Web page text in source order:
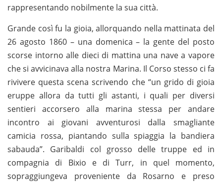
rappresentando nobilmente la sua città.
Grande così fu la gioia, allorquando nella mattinata del
26 agosto 1860 – una domenica – la gente del posto
scorse intorno alle dieci di mattina una nave a vapore
che si avvicinava alla nostra Marina. Il Corso stesso ci fa
rivivere questa scena scrivendo che “un grido di gioia
eruppe allora da tutti gli astanti, i quali per diversi
sentieri accorsero alla marina stessa per andare
incontro ai giovani avventurosi dalla smagliante
camicia rossa, piantando sulla spiaggia la bandiera
sabauda”. Garibaldi col grosso delle truppe ed in
compagnia di Bixio e di Turr, in quel momento,
sopraggiungeva proveniente da Rosarno e preso